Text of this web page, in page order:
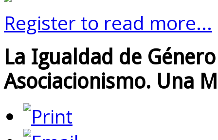
Register to read more...
La Igualdad de
Asociacionismo. Una